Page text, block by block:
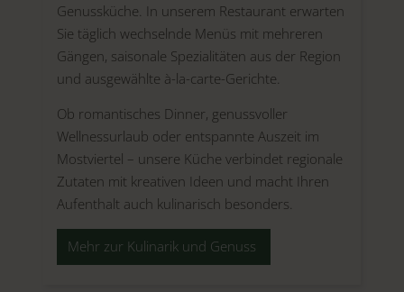
Genussküche. In unserem Restaurant erwarten
Sie täglich wechselnde Menüs mit mehreren
Gängen, saisonale Spezialitäten aus der Region
und ausgewählte à-la-carte-Gerichte.
Ob romantisches Dinner, genussvoller
Wellnessurlaub oder entspannte Auszeit im
Mostviertel – unsere Küche verbindet regionale
Zutaten mit kreativen Ideen und macht Ihren
Aufenthalt auch kulinarisch besonders.
Mehr zur Kulinarik und Genuss